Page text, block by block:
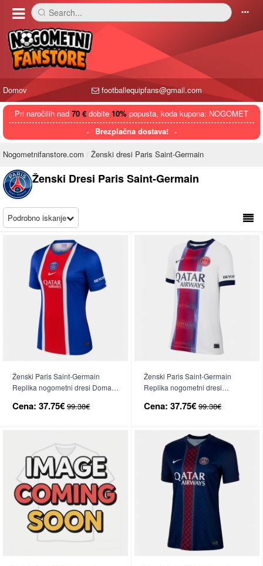
󰅼 Search... 󰄒
Domov footballequipfans@gmail.com
Pri naročilih nad 70 € dobite 10% popusta, koda kupona: NOGOMET
Brezplačna dostava!
Nogometnifanstore.com Ženski dresi Paris Saint-Germain
Ženski Dresi Paris Saint-Germain
Podrobno iskanje
Ženski Paris Saint-Germain
Replika nogometni dresi Domači
Cena: 37.75€ 99.38€
Ženski Paris Saint-Germain
Replika nogometni dresi
Cena: 37.75€ 99.38€